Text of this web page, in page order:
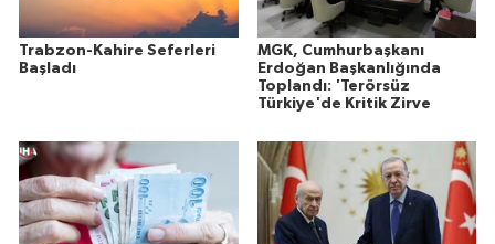
Trabzon-Kahire Seferleri
Başladı
MGK, Cumhurbaşkanı
Erdoğan Başkanlığında
Toplandı: 'Terörsüz
Türkiye'de Kritik Zirve